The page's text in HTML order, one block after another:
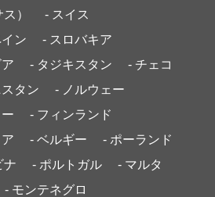
）
- スイス
ン
- スロバキア
- タジキスタン
- チェコ
タン
- ノルウェー
- フィンランド
- ベルギー
- ポーランド
ナ
- ポルトガル
- マルタ
- モンテネグロ